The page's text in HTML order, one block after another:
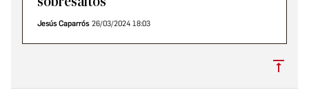
Jesús Caparrós 26/03/2024 18:03